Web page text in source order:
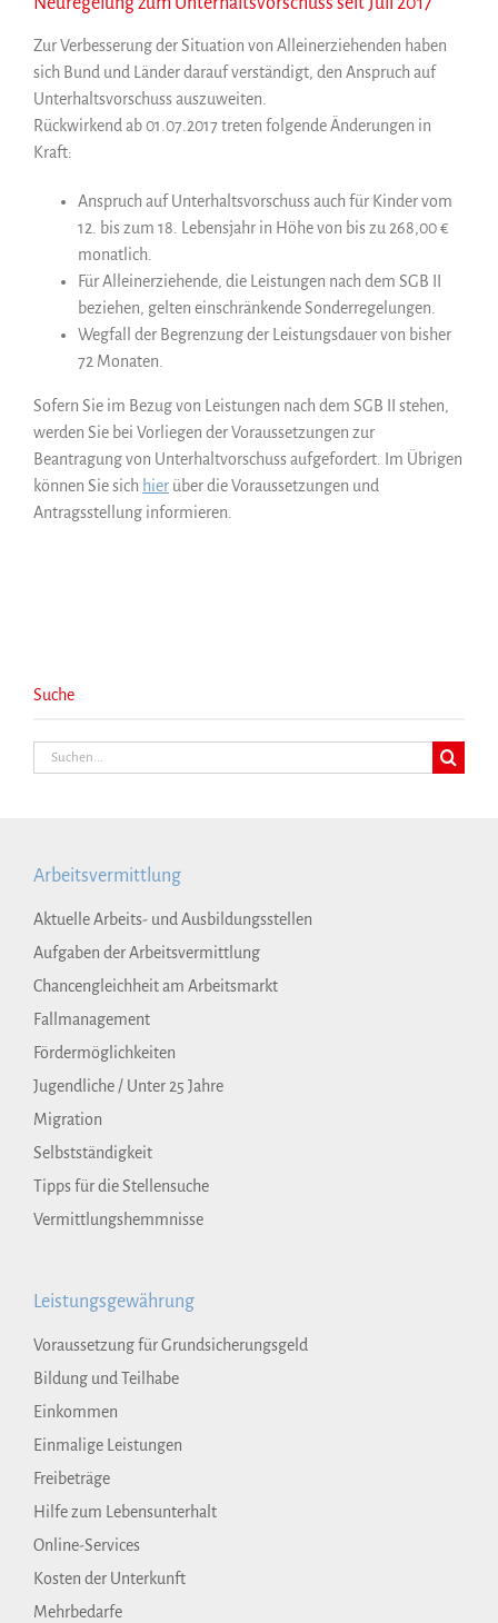
Zur Verbesserung der Situation von Alleinerziehenden haben
sich Bund und Länder darauf verständigt, den Anspruch auf
Unterhaltsvorschuss auszuweiten.
Rückwirkend ab 01.07.2017 treten folgende Änderungen in
Kraft:
Anspruch auf Unterhaltsvorschuss auch für Kinder vom
12. bis zum 18. Lebensjahr in Höhe von bis zu 268,00 €
monatlich.
Für Alleinerziehende, die Leistungen nach dem SGB II
beziehen, gelten einschränkende Sonderregelungen.
Wegfall der Begrenzung der Leistungsdauer von bisher
72 Monaten.
Sofern Sie im Bezug von Leistungen nach dem SGB II stehen,
werden Sie bei Vorliegen der Voraussetzungen zur
Beantragung von Unterhaltvorschuss aufgefordert. Im Übrigen
können Sie sich hier über die Voraussetzungen und
Antragsstellung informieren.
Suche
Suche
Arbeitsvermittlung
Aktuelle Arbeits- und Ausbildungsstellen
Aufgaben der Arbeitsvermittlung
Chancengleichheit am Arbeitsmarkt
Fallmanagement
Fördermöglichkeiten
Jugendliche / Unter 25 Jahre
Migration
Selbstständigkeit
Tipps für die Stellensuche
Vermittlungshemmnisse
Leistungsgewährung
Voraussetzung für Grundsicherungsgeld
Bildung und Teilhabe
Einkommen
Einmalige Leistungen
Freibeträge
Hilfe zum Lebensunterhalt
Online-Services
Kosten der Unterkunft
Mehrbedarfe